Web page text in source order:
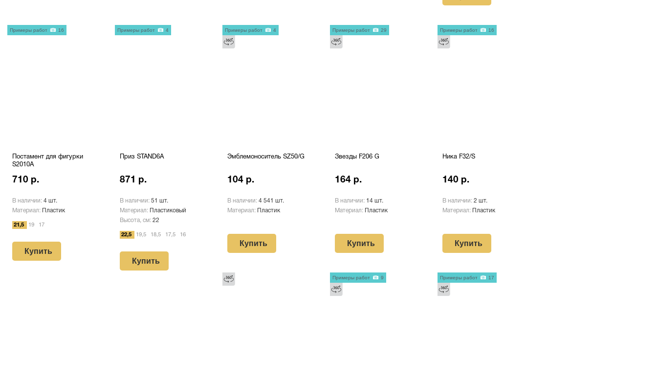
Постамент для фигурки
S2010A
710 р.
В наличии: 4 шт.
Материал:
Пластик
21,5 19 17
Купить
Примеры работ 16
Приз STAND6A
871 р.
В наличии: 51 шт.
Материал:
Пластиковый
Высота, см: 22
22,5 19,5 18,5 17,5 16
Купить
Примеры работ 4
Эмблемоноситель SZ50/G
104 р.
В наличии: 4 541 шт.
Материал:
Пластик
Купить
Примеры работ 4
Звезды F206 G
164 р.
В наличии: 14 шт.
Материал:
Пластик
Купить
Примеры работ 29
Ника F32/S
140 р.
В наличии: 2 шт.
Материал:
Пластик
Купить
Примеры работ 16
Примеры работ 9 Примеры работ 17